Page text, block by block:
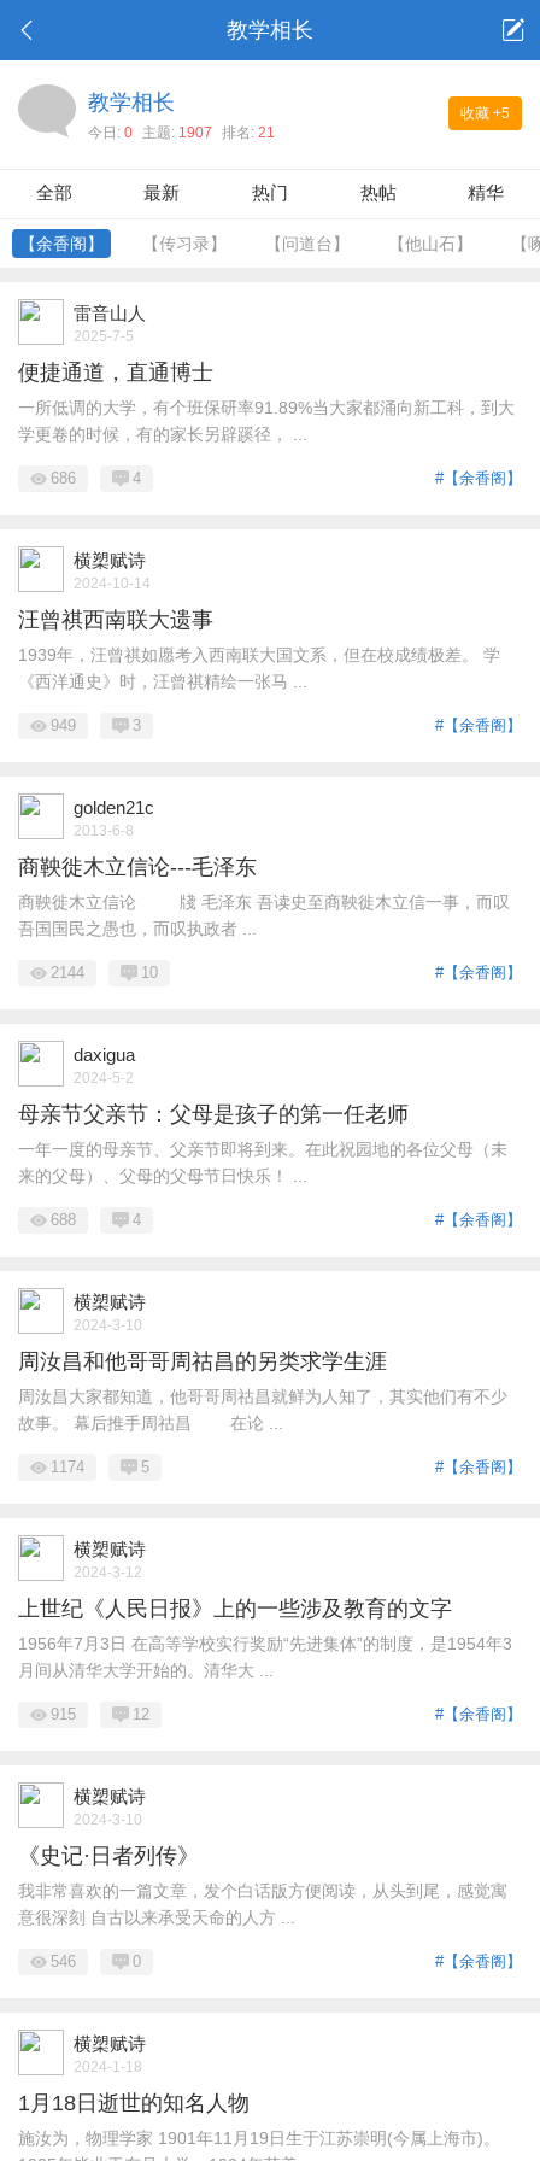
教学相长
收藏 +5
教学相长
今日: 0 主题: 1907 排名: 21
全部 最新 热门 热帖 精华
【余香阁】 【传习录】 【问道台】 【他山石】 【
雷音山人
2025-7-5
便捷通道，直通博士
一所低调的大学，有个班保研率91.89%当大家都涌向新工科，到大
学更卷的时候，有的家长另辟蹊径， ...
#【余香阁】
686 4
横槊赋诗
2024-10-14
汪曾祺西南联大遗事
1939年，汪曾祺如愿考入西南联大国文系，但在校成绩极差。 学
《西洋通史》时，汪曾祺精绘一张马 ...
#【余香阁】
949 3
golden21c
2013-6-8
商鞅徙木立信论---毛泽东
商鞅徙木立信论 牋 毛泽东 吾读史至商鞅徙木立信一事，而叹
吾国国民之愚也，而叹执政者 ...
#【余香阁】
2144 10
daxigua
2024-5-2
母亲节父亲节：父母是孩子的第一任老师
一年一度的母亲节、父亲节即将到来。在此祝园地的各位父母（未
来的父母）、父母的父母节日快乐！ ...
#【余香阁】
688 4
横槊赋诗
2024-3-10
周汝昌和他哥哥周祜昌的另类求学生涯
周汝昌大家都知道，他哥哥周祜昌就鲜为人知了，其实他们有不少
故事。 幕后推手周祜昌 在论 ...
#【余香阁】
1174 5
横槊赋诗
2024-3-12
上世纪《人民日报》上的一些涉及教育的文字
1956年7月3日 在高等学校实行奖励“先进集体”的制度，是1954年3
月间从清华大学开始的。清华大 ...
#【余香阁】
915 12
横槊赋诗
2024-3-10
《史记·日者列传》
我非常喜欢的一篇文章，发个白话版方便阅读，从头到尾，感觉寓
意很深刻 自古以来承受天命的人方 ...
#【余香阁】
546 0
横槊赋诗
2024-1-18
1月18日逝世的知名人物
施汝为，物理学家 1901年11月19日生于江苏崇明(今属上海市)。